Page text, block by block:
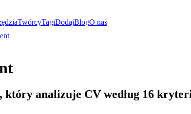
TwórcyTagiDodajBlogO nas
który analizuje CV według 16